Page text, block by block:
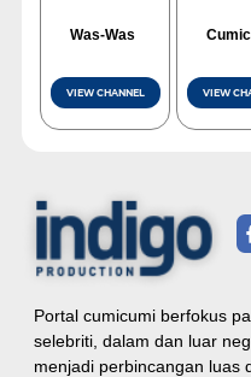
Was-Was
VIEW CHANNEL VIEW
Portal cumicumi berfokus
selebriti, dalam dan luar
menjadi perbincangan luas